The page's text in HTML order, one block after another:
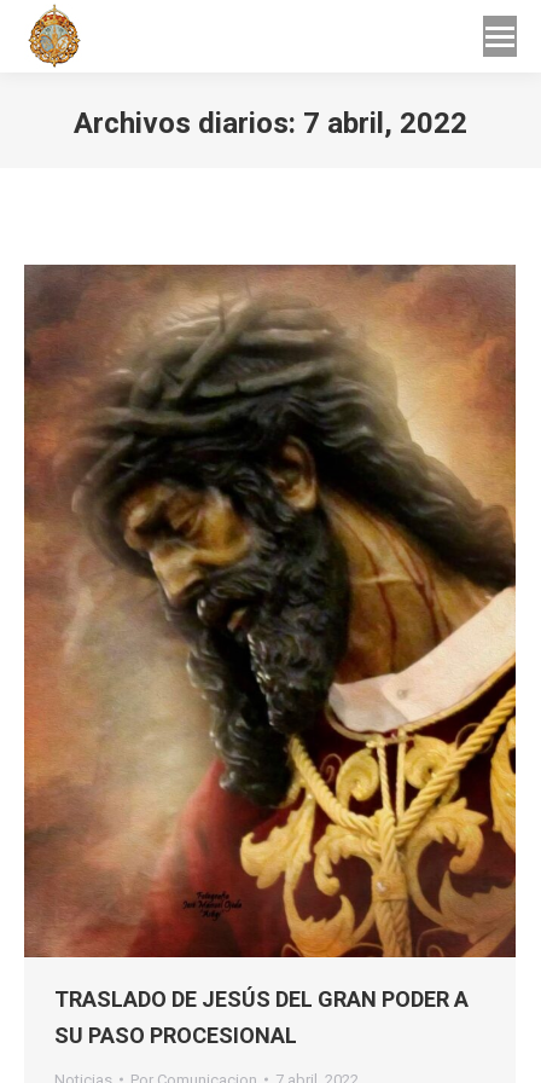
Archivos diarios: 7 abril, 2022
TRASLADO DE JESÚS DEL GRAN PODER A
SU PASO PROCESIONAL